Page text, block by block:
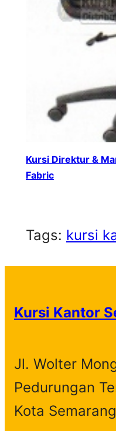
Kursi Direktur &
Fabric
Tags: kursi
Kursi Kantor
Jl. Wolter
Pedurungan
Kota Semarang